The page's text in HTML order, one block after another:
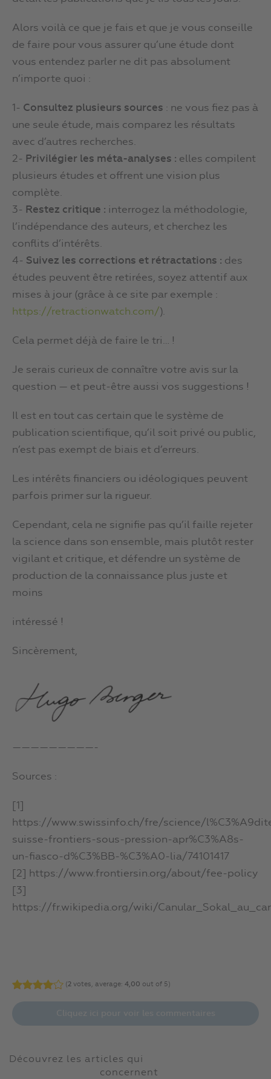
Alors voilà ce que je fais et que je vous conseille
de faire pour vous assurer qu’une étude dont
vous entendez parler ne dit pas absolument
n’importe quoi :
1- Consultez plusieurs sources : ne vous fiez pas à
une seule étude, mais comparez les résultats
avec d’autres recherches.
2- Privilégier les méta-analyses : elles compilent
plusieurs études et offrent une vision plus
complète.
3- Restez critique : interrogez la méthodologie,
l’indépendance des auteurs, et cherchez les
conflits d’intérêts.
4- Suivez les corrections et rétractations : des
études peuvent être retirées, soyez attentif aux
mises à jour (grâce à ce site par exemple :
https://retractionwatch.com/ ).
Cela permet déjà de faire le tri… !
Je serais curieux de connaître votre avis sur la
question — et peut-être aussi vos suggestions !
Il est en tout cas certain que le système de
publication scientifique, qu’il soit privé ou public,
n’est pas exempt de biais et d’erreurs.
Les intérêts financiers ou idéologiques peuvent
parfois primer sur la rigueur.
Cependant, cela ne signifie pas qu’il faille rejeter
la science dans son ensemble, mais plutôt rester
vigilant et critique, et défendre un système de
production de la connaissance plus juste et
moins
intéressé !
Sincèrement,
—————————-
Sources :
[1]
https://www.swissinfo.ch/fre/science/
suisse-frontiers-sous-pression-apr%C3%A8s-
un-fiasco-d%C3%BB-%C3%A0-lia/74101417
[2] https://www.frontiersin.org/about/fee-policy
[3]
https://fr.wikipedia.org/wiki/
(2 votes, average: 4,00 out of 5)
Découvrez les articles qui
concernent